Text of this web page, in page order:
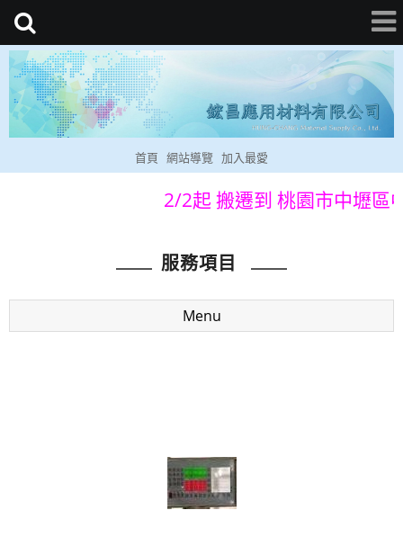
首頁 網站導覽 加入最愛
2/2起 搬遷到 桃園市中壢區
服務項目
Menu